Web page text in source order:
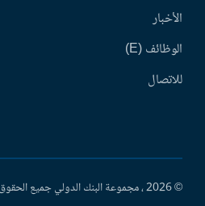
الأخبار
الوظائف (E)
للاتصال
© 2026 ، مجموعة البنك الدولي جميع الحقوق محفوظة.